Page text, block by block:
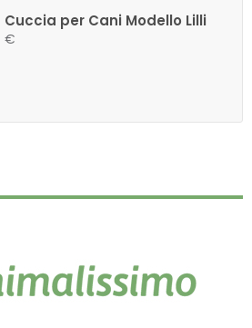
Cuccia per Cani Modello Lilli
€